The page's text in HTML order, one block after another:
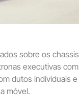
sobre os chassis
executivas com
dutos individuais e
móvel.